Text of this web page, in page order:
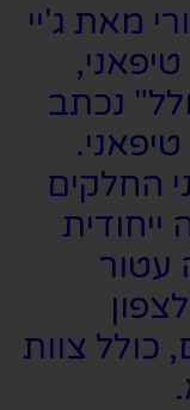
מאת ג'יי
טיפאני,
נכתב
טיפאני.
החלקים
עטור
כולל צוות